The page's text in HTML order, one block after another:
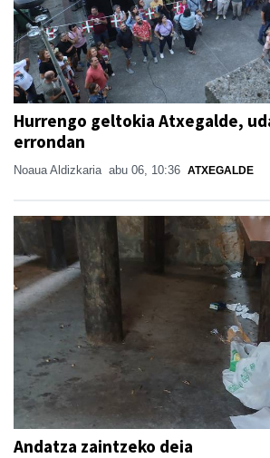
Hurrengo geltokia Atxegalde,
errondan
Noaua Aldizkaria abu 06, 10:36 ATXEGALDE
Andatza zaintzeko deia